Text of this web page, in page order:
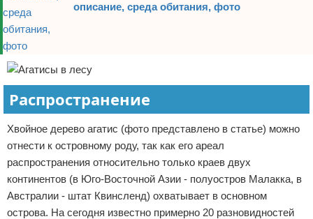
описание, среда обитания, фото
Распространение
Хвойное дерево агатис (фото представлено в статье) можно
отнести к островному роду, так как его ареал
распространения относительно только краев двух
континентов (в Юго-Восточной Азии - полуостров Малакка, в
Австралии - штат Квинсленд) охватывает в основном
острова. На сегодня известно примерно 20 разновидностей